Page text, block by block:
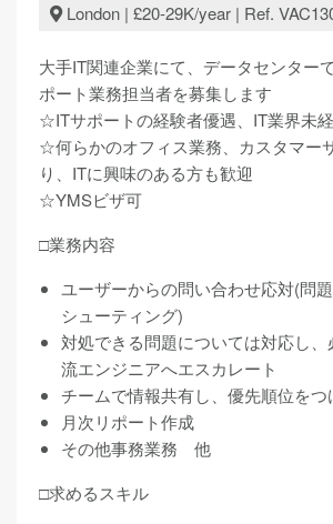
London | £20-29K/year | Ref.
大手IT関連企業にて、データセンター
ポート業務担当者を募集します
☆ITサポートの経験者優遇、IT業界未
☆何らかのオフィス業務、カスタマー
り、ITに興味のある方も歓迎
☆YMSビザ可
□業務内容
ユーザーからの問い合わせ応対(問
シューティング)
対処できる問題については対応し、
流エンジニアへエスカレート
チームで情報共有し、優先順位をつ
月次リポート作成
その他事務業務 他
□求めるスキル